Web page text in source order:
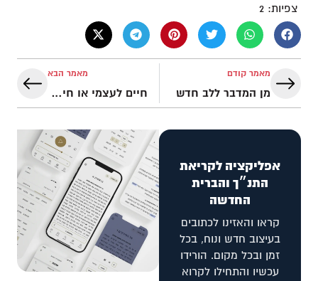
צפיות: 2
מאמר קודם
מן המדבר ללב חדש
מאמר הבא
חיים לעצמי או חיים לאחרים
אפליקציה לקריאת
התנ״ך והברית
החדשה
קראו והאזינו לכתובים
בעיצוב חדש ונוח, בכל
זמן ובכל מקום. הורידו
עכשיו והתחילו לקרוא